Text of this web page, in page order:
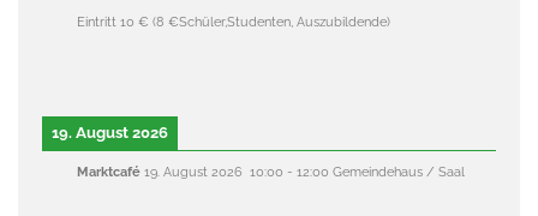
Eintritt 10 € (8 €Schüler,Studenten, Auszubildende)
19. August 2026
Marktcafé 19. August 2026 10:00 - 12:00 Gemeindehaus / Saal